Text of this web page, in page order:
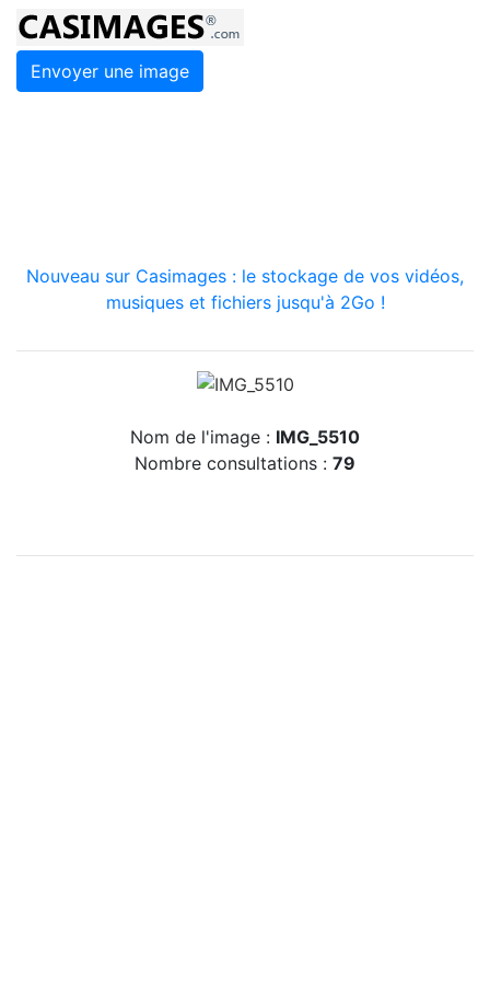
Envoyer une image
Nouveau sur Casimages : le stockage de vos vidéos,
musiques et fichiers jusqu'à 2Go !
Nom de l'image : IMG_5510
Nombre consultations : 79